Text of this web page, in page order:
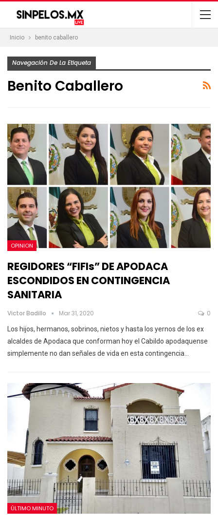
Inicio benito caballero
Navegación De La Etiqueta
Benito Caballero
OPINION
REGIDORES “FIFIs” DE APODACA
ESCONDIDOS EN CONTINGENCIA
SANITARIA
Victor Badillo Mar 31, 2020 0
Los hijos, hermanos, sobrinos, nietos y hasta los yernos de los ex
alcaldes de Apodaca que conforman hoy el Cabildo apodaquense
simplemente no dan señales de vida en esta contingencia
ÚLTIMO MINUTO